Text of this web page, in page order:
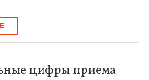
ПОДРОБНЕЕ
цифры приема